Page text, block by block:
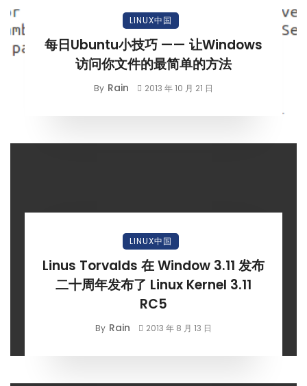
LINUX中国
每日Ubuntu小技巧 —— 让Windows
访问你文件的最简单的方法
By Rain 2013 年 10 月 21 日
LINUX中国
Linus Torvalds 在 Window 3.11 发布
二十周年发布了 Linux Kernel 3.11
RC5
By Rain 2013 年 8 月 13 日